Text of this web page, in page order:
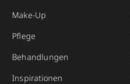
Make-Up
Pflege
Behandlungen
Inspirationen